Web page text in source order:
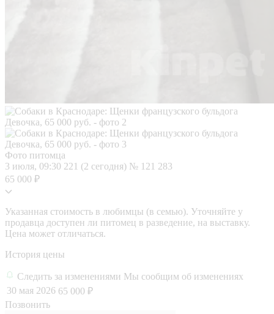
Фото питомца
3 июля, 09:30 221 (2 сегодня) № 121 283
65 000 ₽
Указанная стоимость в любимцы (в семью). Уточняйте у
продавца доступен ли питомец в разведение, на выставку.
Цена может отличаться.
История цены
Следить за изменениями Мы сообщим об изменениях
30 мая 2026 65 000 ₽
Позвонить